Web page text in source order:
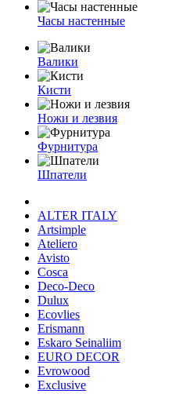
Часы настенные
Валики
Кисти
Ножи и лезвия
Фурнитура
Шпатели
ALTER ITALY
Artsimple
Ateliero
Avisto
Cosca
Deco-Deco
Dulux
Ecovlies
Erismann
Eskaro Seinaliim
EURO DECOR
Evrowood
Exclusive